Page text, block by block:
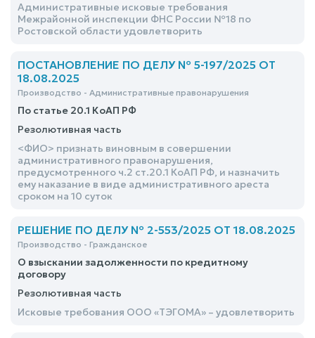
Административные исковые требования
Межрайонной инспекции ФНС России №18 по
Ростовской области удовлетворить
ПОСТАНОВЛЕНИЕ ПО ДЕЛУ № 5-197/2025 ОТ
18.08.2025
Производство - Административные правонарушения
По статье 20.1 КоАП РФ
Резолютивная часть
<ФИО> признать виновным в совершении
административного правонарушения,
предусмотренного ч.2 ст.20.1 КоАП РФ, и назначить
ему наказание в виде административного ареста
сроком на 10 суток
РЕШЕНИЕ ПО ДЕЛУ № 2-553/2025 ОТ 18.08.2025
Производство - Гражданское
О взыскании задолженности по кредитному
договору
Резолютивная часть
Исковые требования ООО «ТЭГОМА» – удовлетворить